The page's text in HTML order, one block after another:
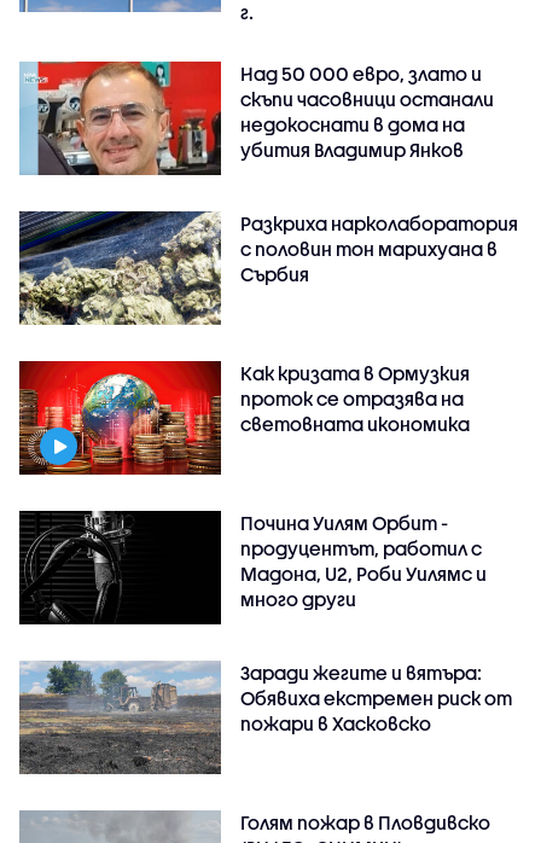
г.
Над 50 000 евро, злато и
скъпи часовници останали
недокоснати в дома на
убития Владимир Янков
Разкриха нарколаборатория
с половин тон марихуана в
Сърбия
Как кризата в Ормузкия
проток се отразява на
световната икономика
Почина Уилям Орбит -
продуцентът, работил с
Мадона, U2, Роби Уилямс и
много други
Заради жегите и вятъра:
Обявиха екстремен риск от
пожари в Хасковско
Голям пожар в Пловдивско